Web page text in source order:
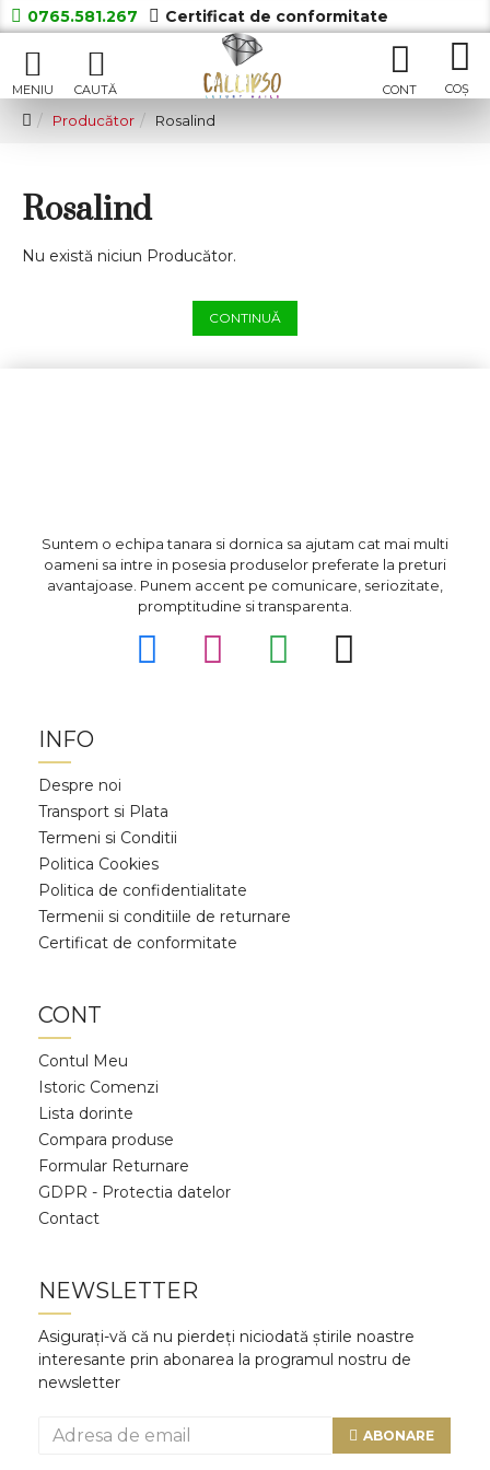
0765.581.267 Certificat de conformitate
Producător Rosalind
Rosalind
Nu există niciun Producător.
CONTINUĂ
Suntem o echipa tanara si dornica sa ajutam cat mai multi
oameni sa intre in posesia produselor preferate la preturi
avantajoase. Punem accent pe comunicare, seriozitate,
promptitudine si transparenta.
INFO
Despre noi
Transport si Plata
Termeni si Conditii
Politica Cookies
Politica de confidentialitate
Termenii si conditiile de returnare
Certificat de conformitate
CONT
Contul Meu
Istoric Comenzi
Lista dorinte
Compara produse
Formular Returnare
GDPR - Protectia datelor
Contact
NEWSLETTER
Asigurați-vă că nu pierdeți niciodată știrile noastre
interesante prin abonarea la programul nostru de
newsletter
ABONARE